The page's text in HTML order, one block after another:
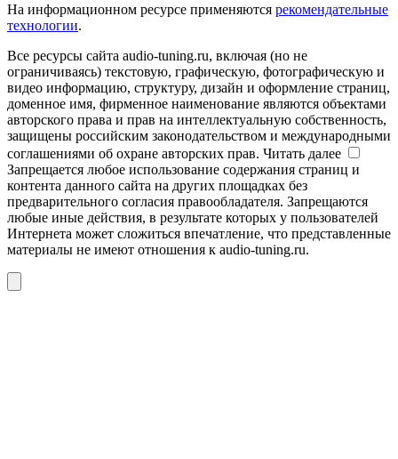
На информационном ресурсе применяются рекомендательные
технологии.
Все ресурсы сайта audio-tuning.ru, включая (но не
ограничиваясь) текстовую, графическую, фотографическую и
видео информацию, структуру, дизайн и оформление страниц,
доменное имя, фирменное наименование являются объектами
авторского права и прав на интеллектуальную собственность,
защищены российским законодательством и международными
соглашениями об охране авторских прав. Читать далее
Запрещается любое использование содержания страниц и
контента данного сайта на других площадках без
предварительного согласия правообладателя. Запрещаются
любые иные действия, в результате которых у пользователей
Интернета может сложиться впечатление, что представленные
материалы не имеют отношения к audio-tuning.ru.